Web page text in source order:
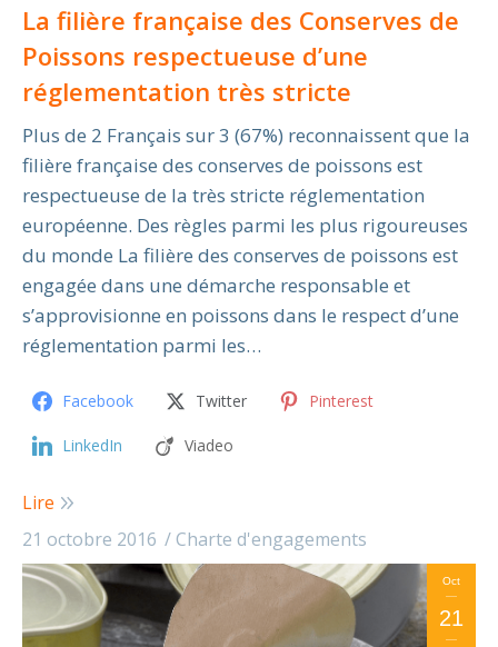
La filière française des Conserves de
Poissons respectueuse d’une
réglementation très stricte
Plus de 2 Français sur 3 (67%) reconnaissent que la
filière française des conserves de poissons est
respectueuse de la très stricte réglementation
européenne. Des règles parmi les plus rigoureuses
du monde La filière des conserves de poissons est
engagée dans une démarche responsable et
s’approvisionne en poissons dans le respect d’une
réglementation parmi les…
Facebook Twitter Pinterest
LinkedIn Viadeo
Lire
21 octobre 2016
Charte d'engagements
Oct
21